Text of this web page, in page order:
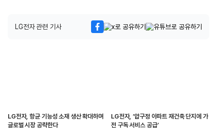
LG전자 관련 기사
LG전자, 항균 기능성 소재 생산 확대하며
글로벌 시장 공략한다
LG전자, ‘압구정 아파트 재건축 단지에 가
전 구독 서비스 공급’